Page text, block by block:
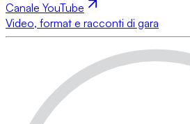
Canale YouTube
Video, format e racconti di gara